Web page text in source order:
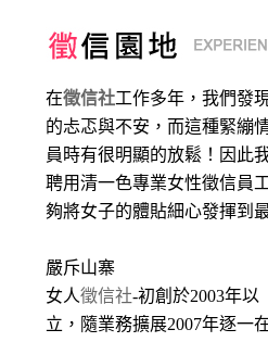
在徵信社工作多年，我們發
的忐忑與不安，而這種緊繃
員時有很明顯的放鬆！因此
聘用清一色專業女性徵信員
夠將女子的體貼細心發揮到
嚴斥山寨
女人徵信社-初創於2003年以
立，隨業務擴展2007年逐一